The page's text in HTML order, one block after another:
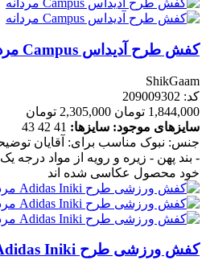
کفش طرح آدیداس Campus مردانه
ShikGaam
کد: 209009302
1,844,000 تومان
2,305,000 تومان
سایزهای موجود: سایزها: 41
42
43
جنس: نبوک مناسب برای: آقایان
- بند پهن - زیره و رویه از مواد درجه
خود محصول عکاسی شده اند
کفش ورزشی طرح Adidas Iniki مردانه